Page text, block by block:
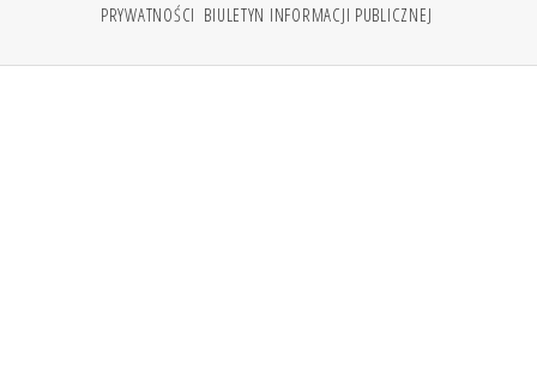
PRYWATNOŚCI BIULETYN INFORMACJI PUBLICZNEJ